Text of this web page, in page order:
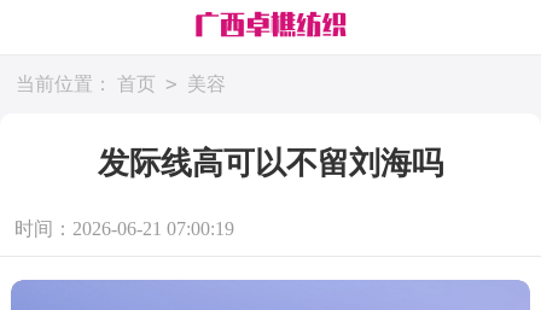
当前位置： 首页 > 美容
发际线高可以不留刘海吗
时间：2026-06-21 07:00:19